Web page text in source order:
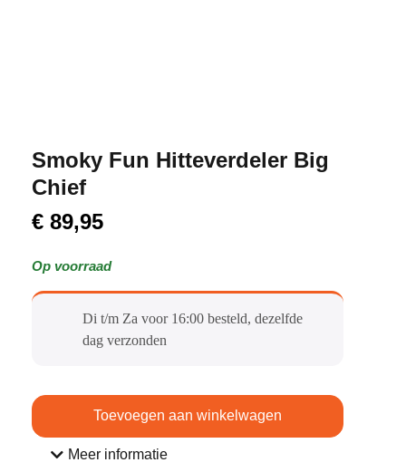
Smoky Fun Hitteverdeler Big
Chief
€ 89,95
Op voorraad
Di t/m Za voor 16:00 besteld, dezelfde
dag verzonden​
Toevoegen aan winkelwagen
Meer informatie